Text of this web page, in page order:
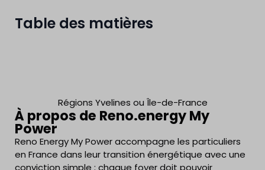
Table des matières
Régions Yvelines ou Île-de-France
À propos de Reno.energy My
Power
Reno Energy My Power accompagne les particuliers
en France dans leur transition énergétique avec une
conviction simple : chaque foyer doit pouvoir